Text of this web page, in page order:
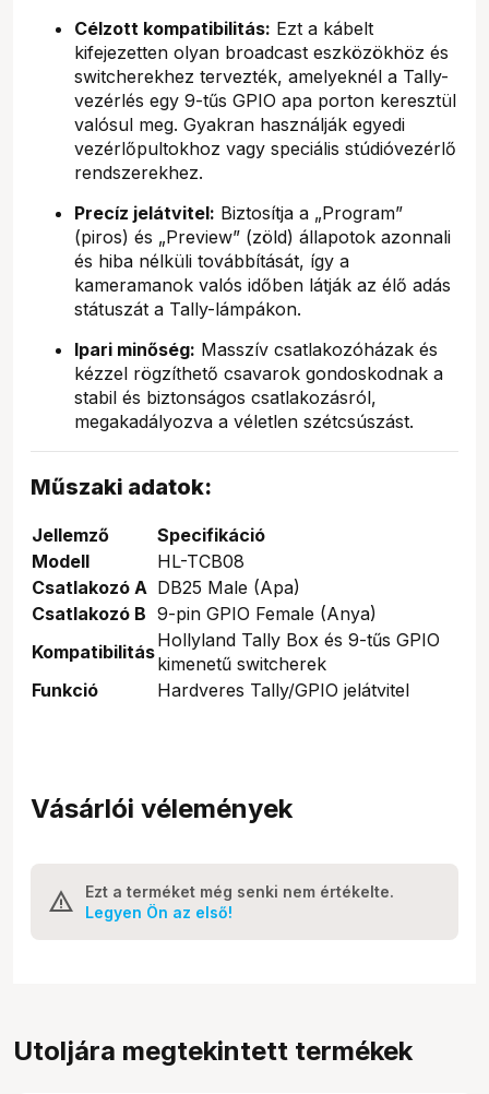
Célzott kompatibilitás: Ezt a kábelt
kifejezetten olyan broadcast eszközökhöz és
switcherekhez tervezték, amelyeknél a Tally-
vezérlés egy 9-tűs GPIO apa porton keresztül
valósul meg. Gyakran használják egyedi
vezérlőpultokhoz vagy speciális stúdióvezérlő
rendszerekhez.
Precíz jelátvitel: Biztosítja a „Program”
(piros) és „Preview” (zöld) állapotok azonnali
és hiba nélküli továbbítását, így a
kameramanok valós időben látják az élő adás
státuszát a Tally-lámpákon.
Ipari minőség: Masszív csatlakozóházak és
kézzel rögzíthető csavarok gondoskodnak a
stabil és biztonságos csatlakozásról,
megakadályozva a véletlen szétcsúszást.
Műszaki adatok:
Jellemző
Specifikáció
Modell
HL-TCB08
Csatlakozó A DB25 Male (Apa)
Csatlakozó B 9-pin GPIO Female (Anya)
Kompatibilitás
Hollyland Tally Box és 9-tűs GPIO
kimenetű switcherek
Funkció
Hardveres Tally/GPIO jelátvitel
Vásárlói vélemények
Ezt a terméket még senki nem értékelte.
Legyen Ön az első!
Utoljára megtekintett termékek